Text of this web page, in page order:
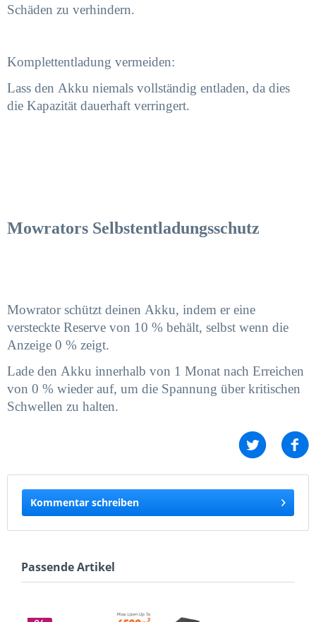
Schäden zu verhindern.
Komplettentladung vermeiden:
Lass den Akku niemals vollständig entladen, da dies
die Kapazität dauerhaft verringert.
Mowrators Selbstentladungsschutz
Mowrator schützt deinen Akku, indem er eine
versteckte Reserve von 10 % behält, selbst wenn die
Anzeige 0 % zeigt.
Lade den Akku innerhalb von 1 Monat nach Erreichen
von 0 % wieder auf, um die Spannung über kritischen
Schwellen zu halten.
Kommentar schreiben
Passende Artikel